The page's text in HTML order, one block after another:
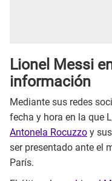
Lionel Messi
información
Mediante sus redes
fecha y hora en la que
Antonela Rocuzzo y
ser presentado ante el
París.